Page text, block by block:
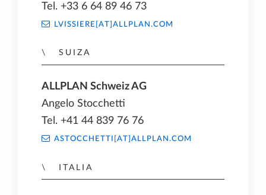
Tel. +33 6 64 89 46 73
LVISSIERE[AT]ALLPLAN.COM
SUIZA
ALLPLAN Schweiz AG
Angelo Stocchetti
Tel. +41 44 839 76 76
ASTOCCHETTI[AT]ALLPLAN.COM
ITALIA